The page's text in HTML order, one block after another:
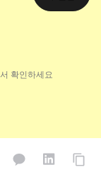
서 확인하세요